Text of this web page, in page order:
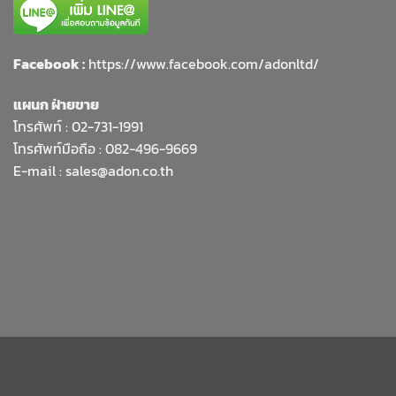
Facebook : https://www.facebook.com/adonltd/
แผนก ฝ่ายขาย
โทรศัพท์ : 02-731-1991
โทรศัพท์มือถือ : 082-496-9669
E-mail : sales@adon.co.th